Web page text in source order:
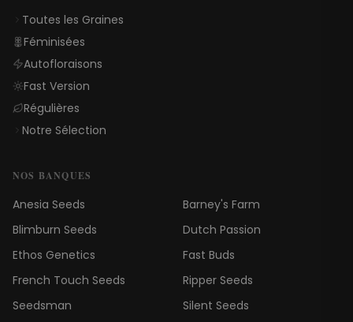
Toutes les Graines
Féminisées
Autofloraisons
Fast Version
Régulières
Notre Sélection
NOS BANQUES
Anesia Seeds
Barney's Farm
Blimburn Seeds
Dutch Passion
Ethos Genetics
Fast Buds
French Touch Seeds
Ripper Seeds
Seedsman
Silent Seeds